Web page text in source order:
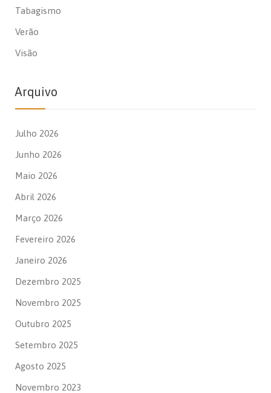
Tabagismo
Verão
Visão
Arquivo
Julho 2026
Junho 2026
Maio 2026
Abril 2026
Março 2026
Fevereiro 2026
Janeiro 2026
Dezembro 2025
Novembro 2025
Outubro 2025
Setembro 2025
Agosto 2025
Novembro 2023